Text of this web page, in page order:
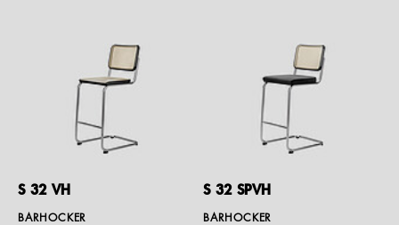
S 32 VH
BARHOCKER
S 32 SPVH
BARHOCKER